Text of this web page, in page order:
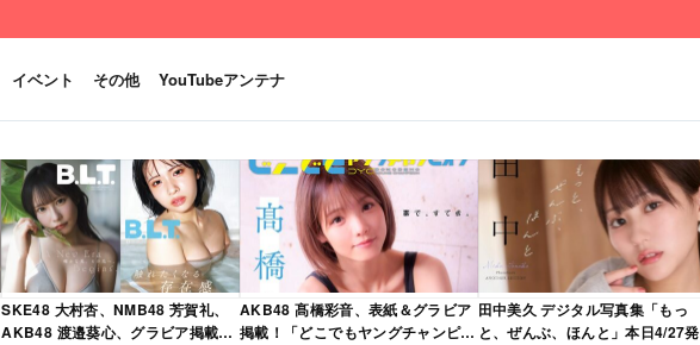
イベント その他 YouTubeアンテナ
SKE48 大村杏、NMB48 芳賀礼、
AKB48 渡邉葵心、グラビア掲載！
AKB48 髙橋彩音、表紙＆グラビア
掲載！「どこでもヤングチャンピオ
田中美久 デジタル写真集「もっ
と、ぜんぶ、ほんと」本日4/27発